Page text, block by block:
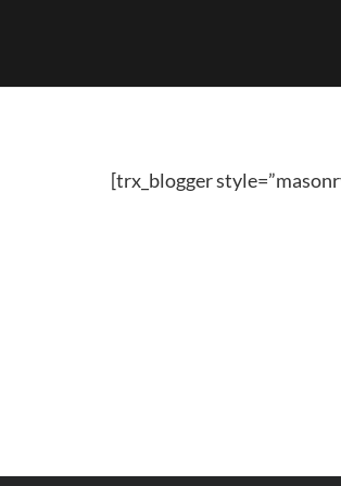
[trx_blogger